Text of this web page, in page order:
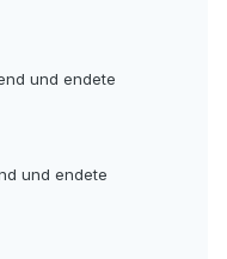
und endete
und endete